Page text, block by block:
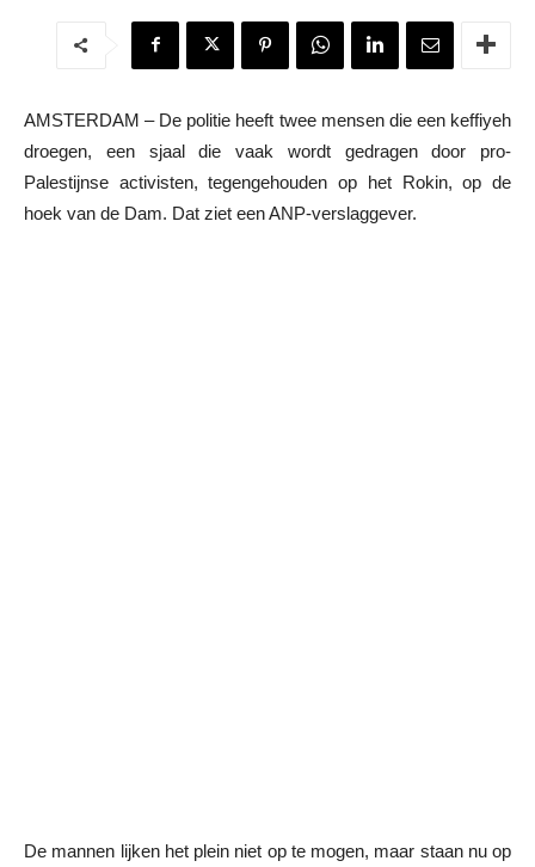
AMSTERDAM – De politie heeft twee mensen die een keffiyeh
droegen, een sjaal die vaak wordt gedragen door pro-
Palestijnse activisten, tegengehouden op het Rokin, op de
hoek van de Dam. Dat ziet een ANP-verslaggever.
De mannen lijken het plein niet op te mogen, maar staan nu op